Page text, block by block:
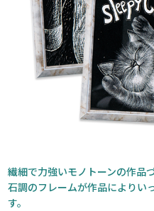
繊細で力強いモノトーンの作品
石調のフレームが作品によりい
す。